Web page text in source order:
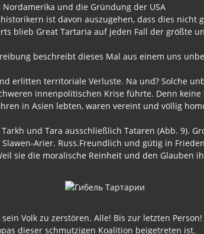
und die Gründung der USA
ist davon auszugehen, dass dies nicht
blieb Great Tartaria auf jeden Fall der größte
beschreibt dieses Mal aus einem uns
erlitten territoriale Verluste. Na und? Solche
innenpolitischen Krise führte. Denn
in Asien lebten, waren vereint und völlig
und Tara ausschließlich Tataren (Abb. 9).
Arier. Russ.Freundlich und gütig in
sie die moralische Reinheit und den Glauben
Volk zu zerstören. Alle! Bis zur letzten
dieser schmutzigen Koalition beigetreten ist.